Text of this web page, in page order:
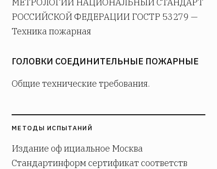
РОССИЙСКОЙ ФЕДЕРАЦИИ ГОСТР 53279 —
Техника пожарная
ГОЛОВКИ СОЕДИНИТЕЛЬНЫЕ ПОЖАРНЫЕ
Общие технические требования.
МЕТОДЫ ИСПЫТАНИЙ
Издание оф ициальное Москва
Стандартинформ сертификат соответств